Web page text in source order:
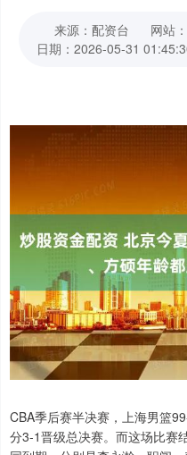
来源：配资台 网站
日期：2026-05-31
CBA季后赛半决赛，上海男篮
分3-1晋级总决赛。而这场比赛